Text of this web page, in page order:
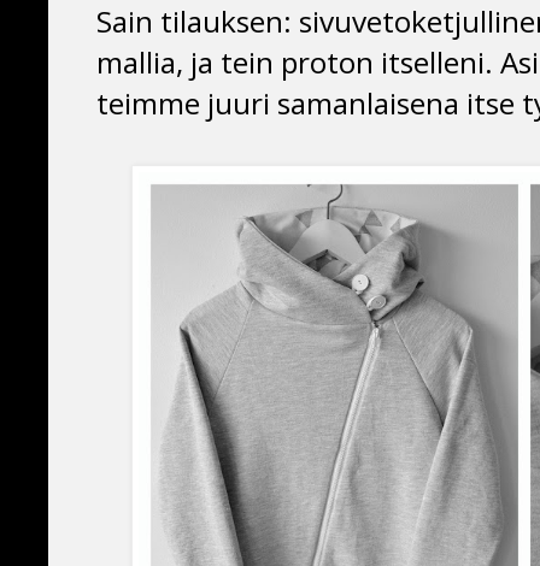
Sain tilauksen:
mallia, ja tein proton itselleni.
teimme juuri samanlaisena itse